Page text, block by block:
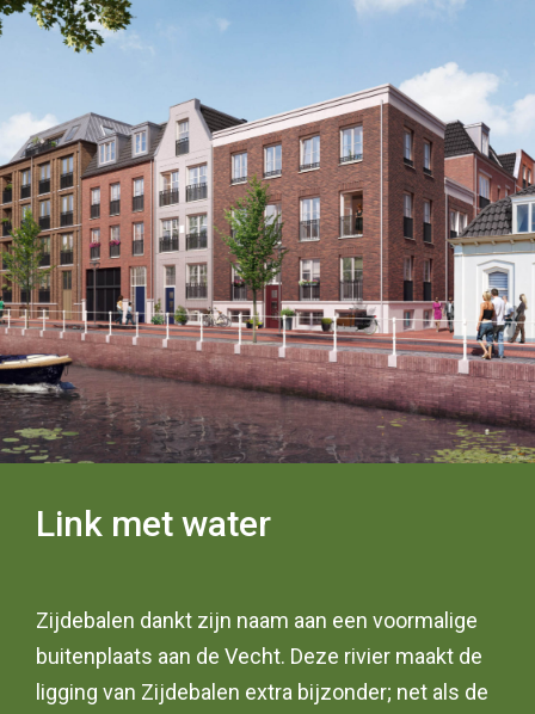
Link met water
Zijdebalen dankt zijn naam aan een voormalige
buitenplaats aan de Vecht. Deze rivier maakt de
ligging van Zijdebalen extra bijzonder; net als de